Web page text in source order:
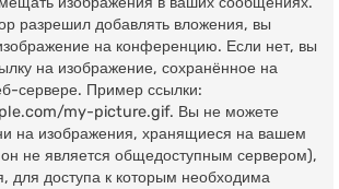
разрешил добавлять вложения, вы
на конференцию. Если нет, вы
на изображение, сохранённое на
сервере. Пример ссылки:
my-picture.gif. Вы не можете
на изображения, хранящиеся на вашем
не является общедоступным сервером),
для доступа к которым необходима